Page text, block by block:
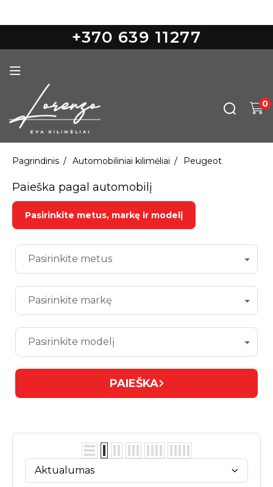
+370 639 11277
0
Pagrindinis Automobiliniai kilimėliai Peugeot
Paieška pagal automobilį
Pasirinkite metus, markę ir modelį
Pasirinkite metus
Pasirinkite markę
Pasirinkite modelį
PAIEŠKA
Aktualumas